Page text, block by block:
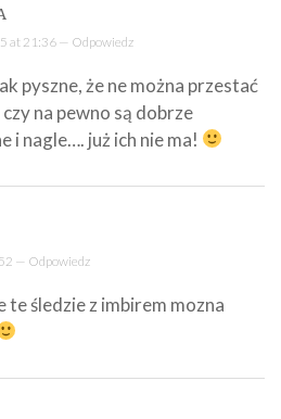
at 21:36 — Odpowiedz
pyszne, że ne można przestać
na pewno są dobrze
i nagle…. już ich nie ma!
— Odpowiedz
te śledzie z imbirem mozna